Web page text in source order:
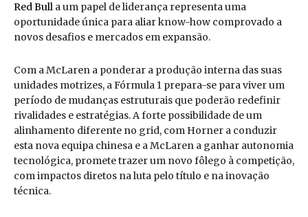
Red Bull a um papel de liderança representa uma
oportunidade única para aliar know-how comprovado a
novos desafios e mercados em expansão.
Com a McLaren a ponderar a produção interna das suas
unidades motrizes, a Fórmula 1 prepara-se para viver um
período de mudanças estruturais que poderão redefinir
rivalidades e estratégias. A forte possibilidade de um
alinhamento diferente no grid, com Horner a conduzir
esta nova equipa chinesa e a McLaren a ganhar autonomia
tecnológica, promete trazer um novo fôlego à competição,
com impactos diretos na luta pelo título e na inovação
técnica.